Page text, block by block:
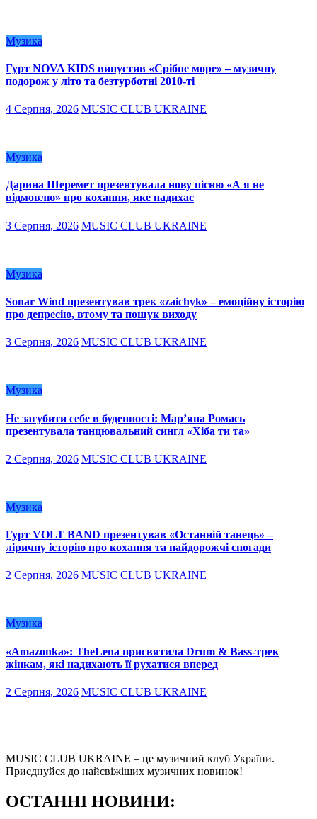
Музика
Гурт NOVA KIDS випустив «Срібне море» – музичну
подорож у літо та безтурботні 2010-ті
4 Серпня, 2026 MUSIC CLUB UKRAINE
Музика
Дарина Шеремет презентувала нову пісню «А я не
відмовлю» про кохання, яке надихає
3 Серпня, 2026 MUSIC CLUB UKRAINE
Музика
Sonar Wind презентував трек «zaichyk» – емоційну історію
про депресію, втому та пошук виходу
3 Серпня, 2026 MUSIC CLUB UKRAINE
Музика
Не загубити себе в буденності: Мар’яна Ромась
презентувала танцювальний сингл «Хіба ти та»
2 Серпня, 2026 MUSIC CLUB UKRAINE
Музика
Гурт VOLT BAND презентував «Останній танець» –
ліричну історію про кохання та найдорожчі спогади
2 Серпня, 2026 MUSIC CLUB UKRAINE
Музика
«Amazonka»: TheLena присвятила Drum & Bass-трек
жінкам, які надихають її рухатися вперед
2 Серпня, 2026 MUSIC CLUB UKRAINE
MUSIC CLUB UKRAINE – це музичний клуб України.
Приєднуйся до найсвіжіших музичних новинок!
ОСТАННІ НОВИНИ: